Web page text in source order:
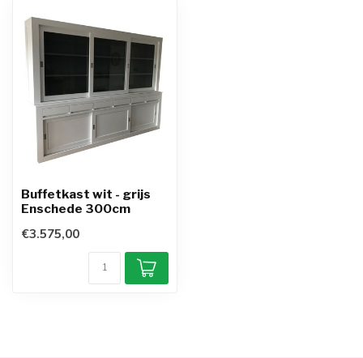
Buffetkast wit - grijs
Enschede 300cm
€3.575,00